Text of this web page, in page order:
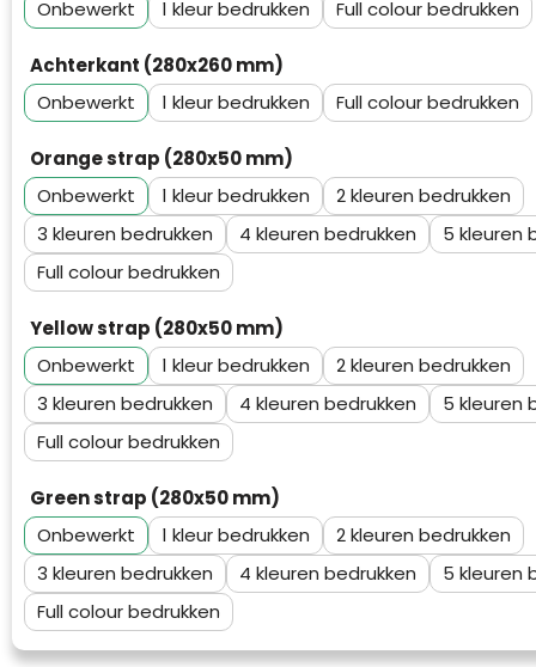
Parker
Waterman
Onbewerkt
1 Full colour
Achterkant (280x260 mm)
Onbewerkt
1 Full colour
Orange strap (280x50 mm)
Onbewerkt
1
2
3
4
5
Full colour
Yellow strap (280x50 mm)
Onbewerkt
1
2
3
4
5
Full colour
Green strap (280x50 mm)
Onbewerkt
1
2
3
4
5
Full colour